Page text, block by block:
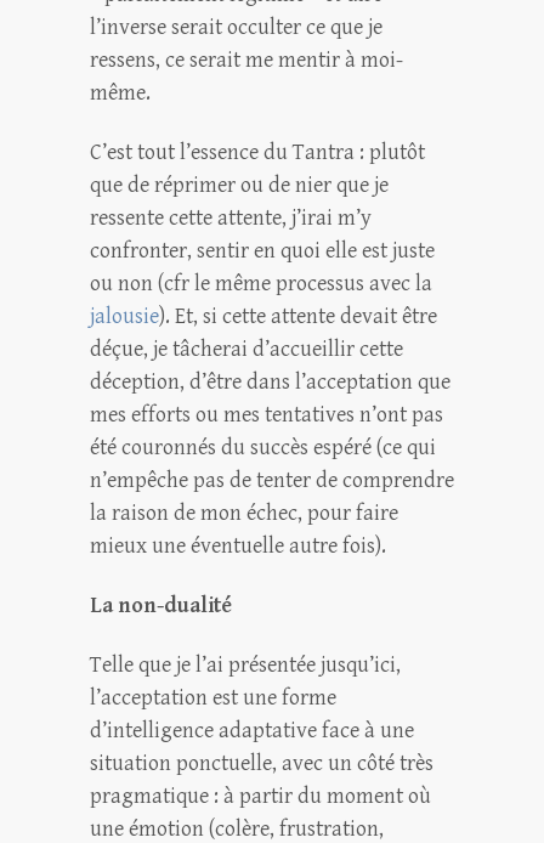
l’inverse serait occulter ce que je
ressens, ce serait me mentir à moi-
même.
C’est tout l’essence du Tantra : plutôt
que de réprimer ou de nier que je
ressente cette attente, j’irai m’y
confronter, sentir en quoi elle est juste
ou non (cfr le même processus avec la
jalousie). Et, si cette attente devait être
déçue, je tâcherai d’accueillir cette
déception, d’être dans l’acceptation que
mes efforts ou mes tentatives n’ont pas
été couronnés du succès espéré (ce qui
n’empêche pas de tenter de comprendre
la raison de mon échec, pour faire
mieux une éventuelle autre fois).
La non-dualité
Telle que je l’ai présentée jusqu’ici,
l’acceptation est une forme
d’intelligence adaptative face à une
situation ponctuelle, avec un côté très
pragmatique : à partir du moment où
une émotion (colère, frustration,